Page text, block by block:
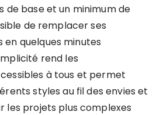
de base et un minimum de
de remplacer ses
en quelques minutes
rend les
à tous et permet
styles au fil des envies et
les projets plus complexes